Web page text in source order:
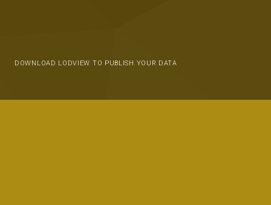
DOWNLOAD LODVIEW TO PUBLISH YOUR DATA